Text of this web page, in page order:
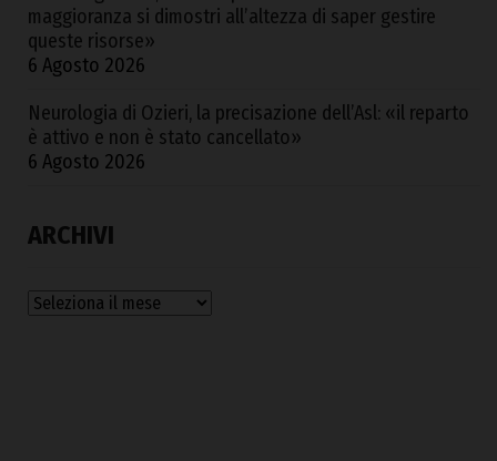
maggioranza si dimostri all’altezza di saper gestire
queste risorse»
6 Agosto 2026
Neurologia di Ozieri, la precisazione dell’Asl: «il reparto
è attivo e non è stato cancellato»
6 Agosto 2026
ARCHIVI
Archivi